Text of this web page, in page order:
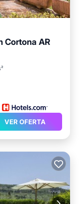
Por estancia
Cortona AR
VER OFERTA